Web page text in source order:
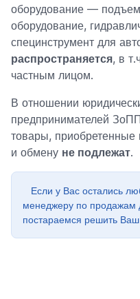
оборудование —
оборудование,
специнструмент для
распространяется, в
частным лицом.
В отношении
предпринимателей
товары,
и обмену не подлежат.
Если у Вас остались
менеджеру по продажам
постараемся решить